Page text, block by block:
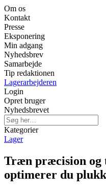
Om os
Kontakt
Presse
Eksponering
Min adgang
Nyhedsbrev
Samarbejde
Tip redaktionen
Lagerarbejderen
Login
Opret bruger
Nyhedsbrevet
Kategorier
Lager
Træn præcision og
optimerer du